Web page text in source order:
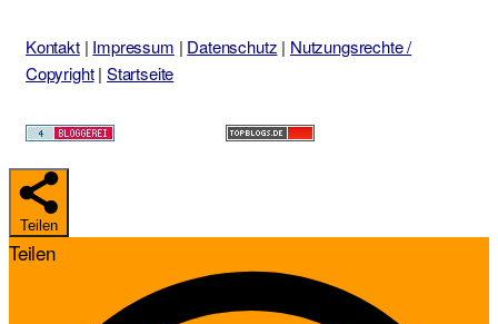
Kontakt| Impressum | Datenschutz | Nutzungsrechte /
Copyright| Startseite
Teilen
Teilen